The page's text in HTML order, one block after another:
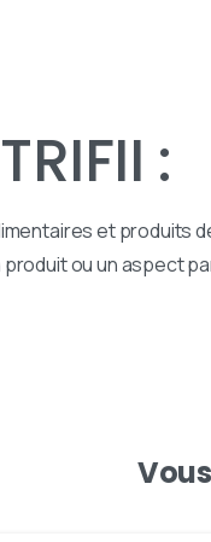
:
et produits
ou un aspect